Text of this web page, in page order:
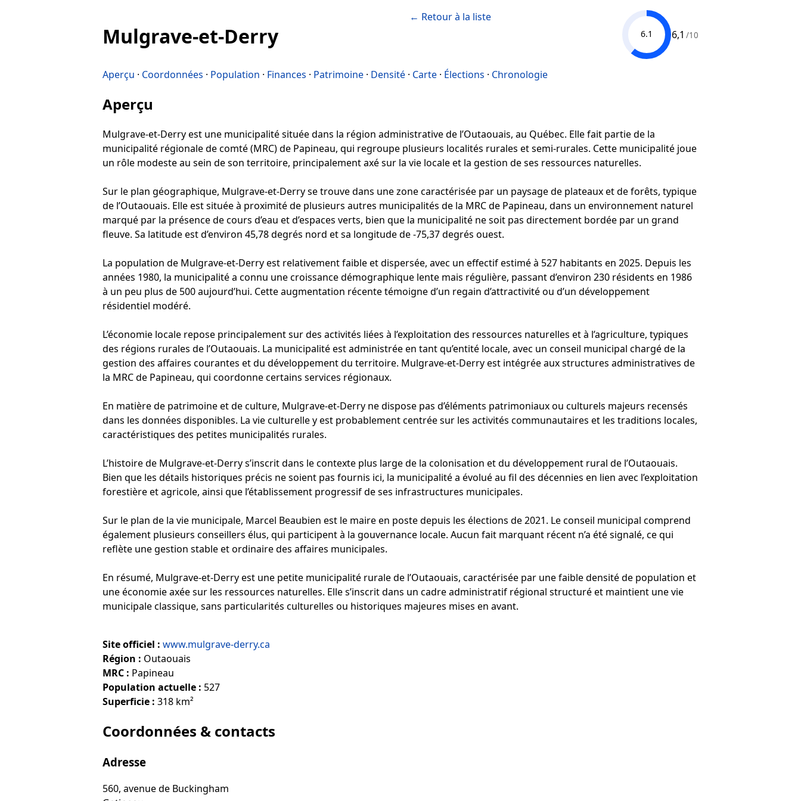
Mulgrave-et-Derry
← Retour à la liste
6.1 6,1 /10
Aperçu · Coordonnées · Population · Finances · Patrimoine · Densité · Carte · Élections · Chronologie
Aperçu
Mulgrave-et-Derry est une municipalité située dans la région administrative de l’Outaouais, au Québec. Elle fait partie de la
municipalité régionale de comté (MRC) de Papineau, qui regroupe plusieurs localités rurales et semi-rurales. Cette municipalité joue
un rôle modeste au sein de son territoire, principalement axé sur la vie locale et la gestion de ses ressources naturelles.
Sur le plan géographique, Mulgrave-et-Derry se trouve dans une zone caractérisée par un paysage de plateaux et de forêts, typique
de l’Outaouais. Elle est située à proximité de plusieurs autres municipalités de la MRC de Papineau, dans un environnement naturel
marqué par la présence de cours d’eau et d’espaces verts, bien que la municipalité ne soit pas directement bordée par un grand
fleuve. Sa latitude est d’environ 45,78 degrés nord et sa longitude de -75,37 degrés ouest.
La population de Mulgrave-et-Derry est relativement faible et dispersée, avec un effectif estimé à 527 habitants en 2025. Depuis les
années 1980, la municipalité a connu une croissance démographique lente mais régulière, passant d’environ 230 résidents en 1986
à un peu plus de 500 aujourd’hui. Cette augmentation récente témoigne d’un regain d’attractivité ou d’un développement
résidentiel modéré.
L’économie locale repose principalement sur des activités liées à l’exploitation des ressources naturelles et à l’agriculture, typiques
des régions rurales de l’Outaouais. La municipalité est administrée en tant qu’entité locale, avec un conseil municipal chargé de la
gestion des affaires courantes et du développement du territoire. Mulgrave-et-Derry est intégrée aux structures administratives de
la MRC de Papineau, qui coordonne certains services régionaux.
En matière de patrimoine et de culture, Mulgrave-et-Derry ne dispose pas d’éléments patrimoniaux ou culturels majeurs recensés
dans les données disponibles. La vie culturelle y est probablement centrée sur les activités communautaires et les traditions locales,
caractéristiques des petites municipalités rurales.
L’histoire de Mulgrave-et-Derry s’inscrit dans le contexte plus large de la colonisation et du développement rural de l’Outaouais.
Bien que les détails historiques précis ne soient pas fournis ici, la municipalité a évolué au fil des décennies en lien avec l’exploitation
forestière et agricole, ainsi que l’établissement progressif de ses infrastructures municipales.
Sur le plan de la vie municipale, Marcel Beaubien est le maire en poste depuis les élections de 2021. Le conseil municipal comprend
également plusieurs conseillers élus, qui participent à la gouvernance locale. Aucun fait marquant récent n’a été signalé, ce qui
reflète une gestion stable et ordinaire des affaires municipales.
En résumé, Mulgrave-et-Derry est une petite municipalité rurale de l’Outaouais, caractérisée par une faible densité de population et
une économie axée sur les ressources naturelles. Elle s’inscrit dans un cadre administratif régional structuré et maintient une vie
municipale classique, sans particularités culturelles ou historiques majeures mises en avant.
Site officiel : www.mulgrave-derry.ca
Région : Outaouais
MRC : Papineau
Population actuelle : 527
Superficie : 318 km²
Coordonnées & contacts
Adresse
560, avenue de Buckingham